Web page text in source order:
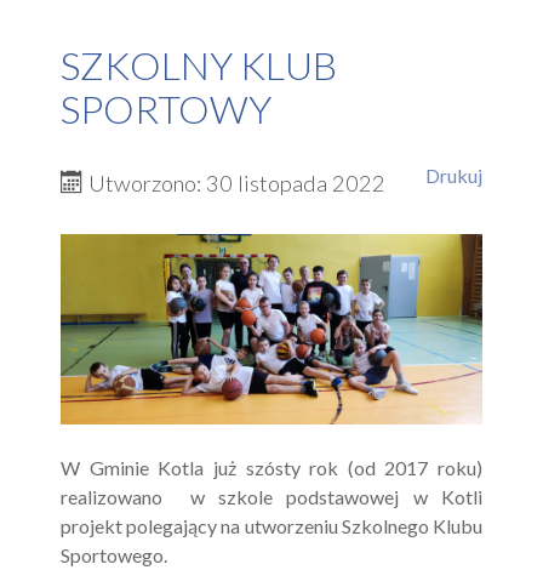
SZKOLNY KLUB
SPORTOWY
Drukuj
Utworzono: 30 listopada 2022
W Gminie Kotla już szósty rok (od 2017 roku)
realizowano w szkole podstawowej w Kotli
projekt polegający na utworzeniu Szkolnego Klubu
Sportowego.